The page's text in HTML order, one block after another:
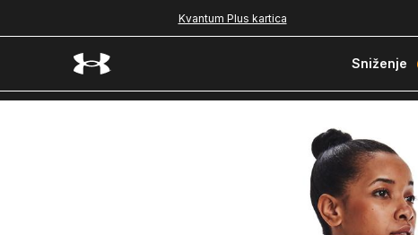
Kvantum Plus kartica
Sniženje